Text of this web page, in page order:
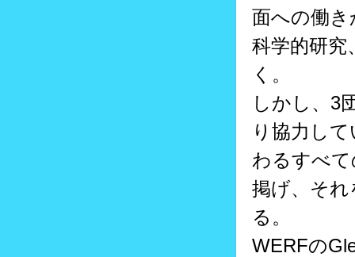
面への働
科学的研
く。
しかし、3
り協力し
わるすべ
掲げ、そ
る。
WERFの